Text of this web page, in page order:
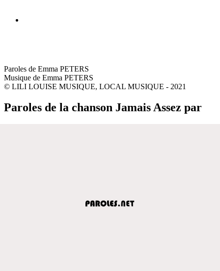
Paroles de Emma PETERS
Musique de Emma PETERS
© LILI LOUISE MUSIQUE, LOCAL MUSIQUE - 2021
Paroles de la chanson Jamais Assez par